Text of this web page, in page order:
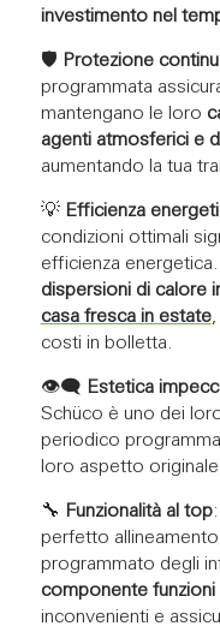
investimento nel
🛡️ Protezione
programmata
mantengano le loro
agenti atmosferici e
aumentando la tua
💡 Efficienza
condizioni ottimali
efficienza energetica.
dispersioni di calore
casa fresca in estate,
costi in bolletta.
👁‍🗨 Estetica
Schüco è uno dei
periodico
loro aspetto
🔧 Funzionalità al top:
perfetto
programmato degli
componente
inconvenienti e